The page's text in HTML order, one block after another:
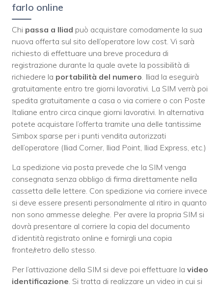
farlo online
Chi passa a Iliad può acquistare comodamente la sua
nuova offerta sul sito dell’operatore low cost. Vi sarà
richiesto di effettuare una breve procedura di
registrazione durante la quale avete la possibilità di
richiedere la portabilità del numero . Iliad la eseguirà
gratuitamente entro tre giorni lavorativi. La SIM verrà poi
spedita gratuitamente a casa o via corriere o con Poste
Italiane entro circa cinque giorni lavorativi. In alternativa
potete acquistare l’offerta tramite una delle tantissime
Simbox sparse per i punti vendita autorizzati
dell’operatore (Iliad Corner, Iliad Point, Iliad Express, etc.)
La spedizione via posta prevede che la SIM venga
consegnata senza obbligo di firma direttamente nella
cassetta delle lettere. Con spedizione via corriere invece
si deve essere presenti personalmente al ritiro in quanto
non sono ammesse deleghe. Per avere la propria SIM si
dovrà presentare al corriere la copia del documento
d’identità registrato online e fornirgli una copia
fronte/retro dello stesso.
Per l’attivazione della SIM si deve poi effettuare la video
identificazione . Si tratta di realizzare un video in cui si